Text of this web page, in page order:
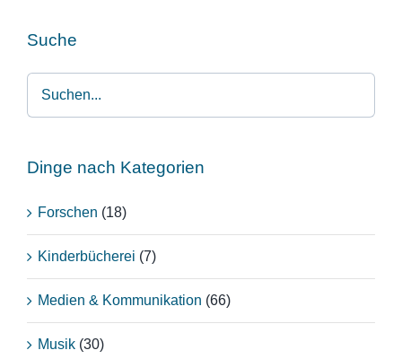
Suche
Dinge nach Kategorien
Forschen (18)
Kinderbücherei (7)
Medien & Kommunikation (66)
Musik (30)